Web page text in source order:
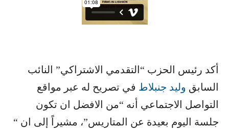
أكد رئيس الحزب “التقدمي الاشتراكي” النائب
السابق ​ وليد جنبلاط ​ في تصريح له عبر مواقع
التواصل الاجتماعي أنه “من الافضل ان تكون
جلسة اليوم بعيدة عن المتاريس”، مشيراً إلى ان “​